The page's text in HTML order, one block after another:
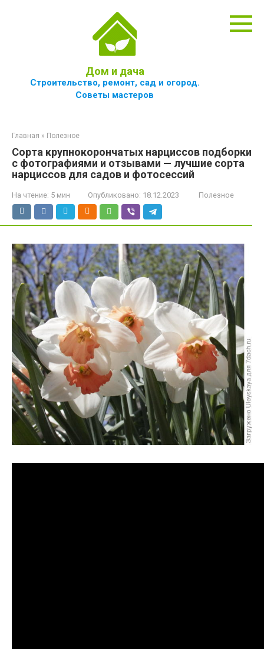
Дом и дача
Строительство, ремонт, сад и огород.
Советы мастеров
Главная » Полезное
Сорта крупнокорончатых нарциссов подборки
с фотографиями и отзывами — лучшие сорта
нарциссов для садов и фотосессий
На чтение: 5 мин Опубликовано: 18.12.2023 Полезное